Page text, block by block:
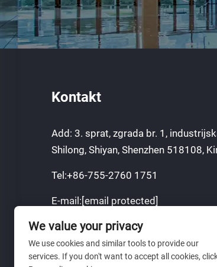
Kontakt
Add: 3. sprat, zgrada br. 1,
Shilong, Shiyan, Shenzhen 518108,
Tel:+86-755-2760 1751
E-mail:[email protected]
Mobilni:+8613751129751
www.lumimore.com
We value your privacy
We use cookies and similar tools to provide our
services. If you don't want to accept all cookies,